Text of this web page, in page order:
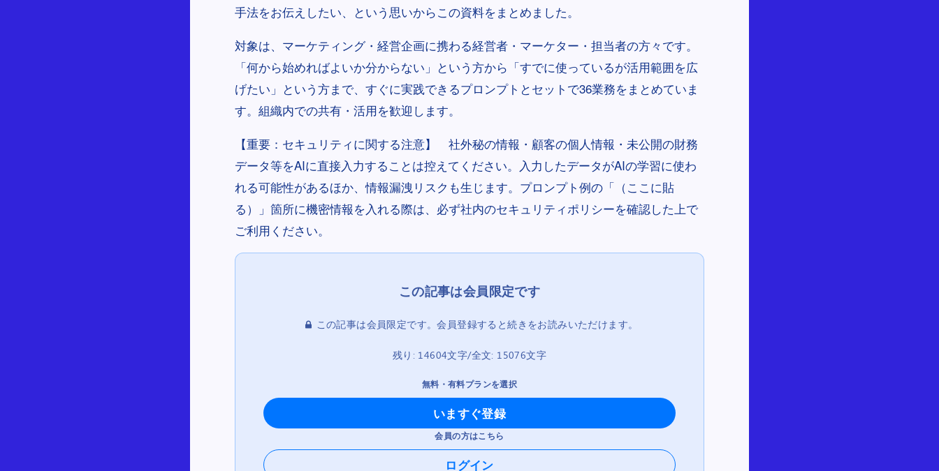
手法をお伝えしたい、という思いからこの資料をまとめました。
対象は、マーケティング・経営企画に携わる経営者・マーケター・担当者の方々です。
「何から始めればよいか分からない」という方から「すでに使っているが活用範囲を広
げたい」という方まで、すぐに実践できるプロンプトとセットで36業務をまとめていま
す。組織内での共有・活用を歓迎します。
【重要：セキュリティに関する注意】 社外秘の情報・顧客の個人情報・未公開の財務
データ等をAIに直接入力することは控えてください。入力したデータがAIの学習に使わ
れる可能性があるほか、情報漏洩リスクも生じます。プロンプト例の「（ここに貼
る）」箇所に機密情報を入れる際は、必ず社内のセキュリティポリシーを確認した上で
ご利用ください。
この記事は会員限定です。会員登録すると続きをお読みいただけます。
残り: 14604文字/全文: 15076文字
無料・有料プランを選択
いますぐ登録
会員の方はこちら
ログイン